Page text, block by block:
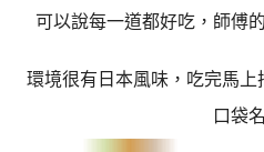
可以說每一道都好吃，師傅
環境很有日本風味，吃完馬上
口袋